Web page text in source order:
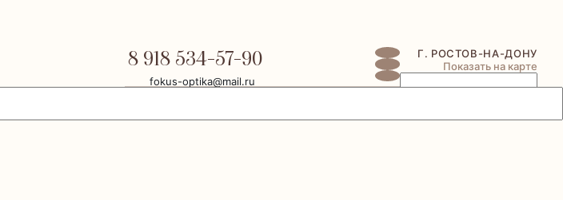
8 918 534-57-90
fokus-optika@mail.ru
Г. РОСТОВ-НА-ДОНУ
Показать на карте